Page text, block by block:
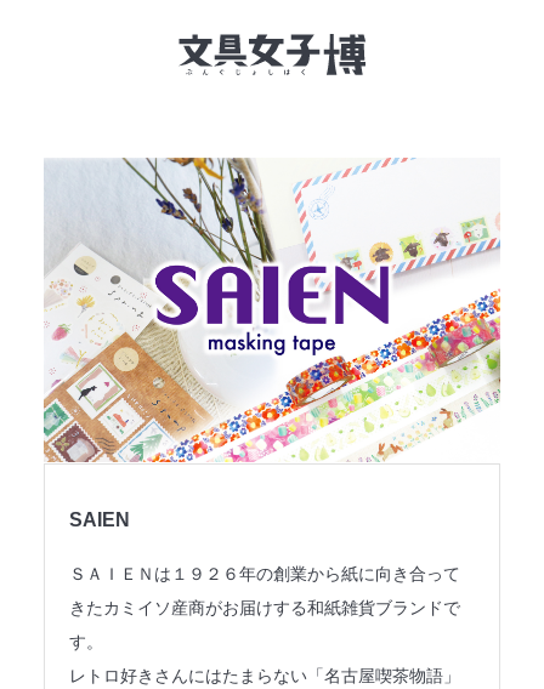
文具女子博とは
イベント一覧
NEWS
文具女子アワード
アイデアコンペ
レポート
法人のみなさまへ
SHARE ME!
SAIEN
ＳＡＩＥＮは１９２６年の創業から紙に向き合って
きたカミイソ産商がお届けする和紙雑貨ブランドで
す。
レトロ好きさんにはたまらない「名古屋喫茶物語」